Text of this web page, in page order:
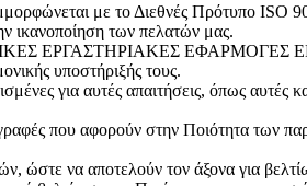
με το Διεθνές Πρότυπο ISO
ικανοποίηση των πελατών μας.
ΕΡΓΑΣΤΗΡΙΑΚΕΣ ΕΦΑΡΜΟΓΕΣ
υποστήριξής τους.
για αυτές απαιτήσεις, όπως αυτές
που αφορούν στην Ποιότητα
να αποτελούν τον άξονα για